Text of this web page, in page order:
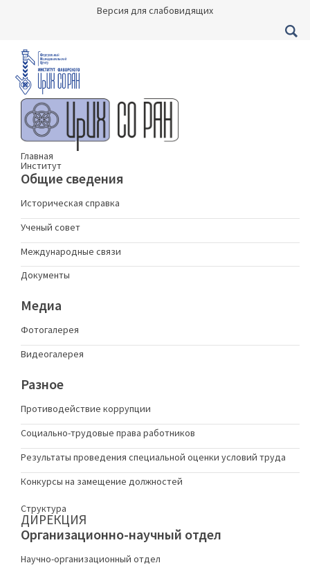
Версия для слабовидящих
Главная
Институт
Общие сведения
Историческая справка
Ученый совет
Международные связи
Документы
Медиа
Фотогалерея
Видеогалерея
Разное
Противодействие коррупции
Социально-трудовые права работников
Результаты проведения специальной оценки условий труда
Конкурсы на замещение должностей
Структура
ДИРЕКЦИЯ
Организационно-научный отдел
Научно-организационный отдел